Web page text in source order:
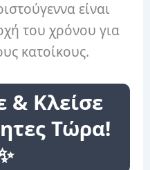
είναι
του χρόνου για
κατοίκους.
Κλείσε
Τώρα!